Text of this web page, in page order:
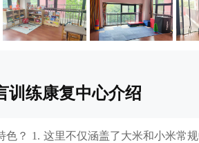
训练康复中心介绍
色？ 1. 这里不仅涵盖了大米和小米常